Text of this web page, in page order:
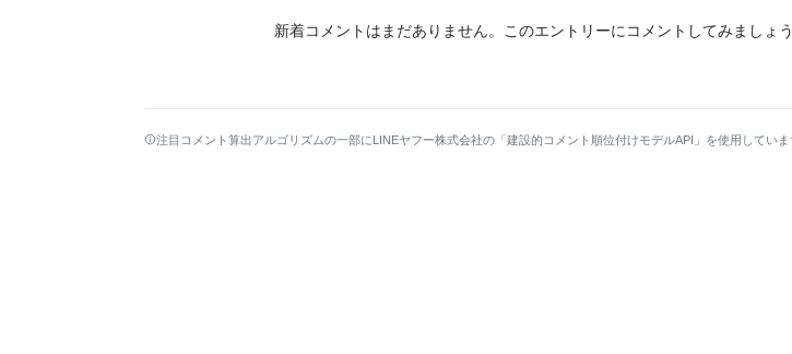
新着コメントはまだありません。 このエントリーにコメントしてみましょう
注目コメント算出アルゴリズムの一部にLINEヤフー株式会社の「建設的コメント順位付けモデルAPI」を使用していま